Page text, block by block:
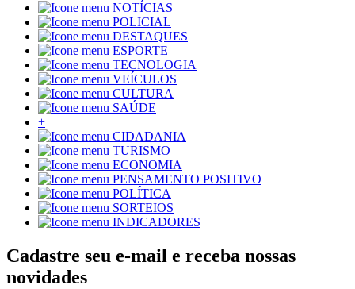
NOTÍCIAS
POLICIAL
DESTAQUES
ESPORTE
TECNOLOGIA
VEÍCULOS
CULTURA
SAÚDE
+
CIDADANIA
TURISMO
ECONOMIA
PENSAMENTO POSITIVO
POLÍTICA
SORTEIOS
INDICADORES
Cadastre seu e-mail e receba nossas
novidades